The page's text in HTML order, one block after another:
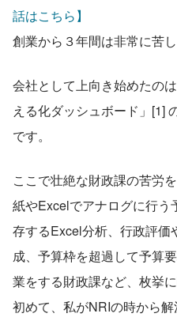
話はこちら】
創業から３年間は非常に苦
会社として上向き始めたの
える化ダッシュボード」[1]
です。
ここで壮絶な財政課の苦労
紙やExcelでアナログに行う
存するExcel分析、行政評価
成、予算枠を超過して予算
業をする財政課など、枚挙
初めて、私がNRIの時から